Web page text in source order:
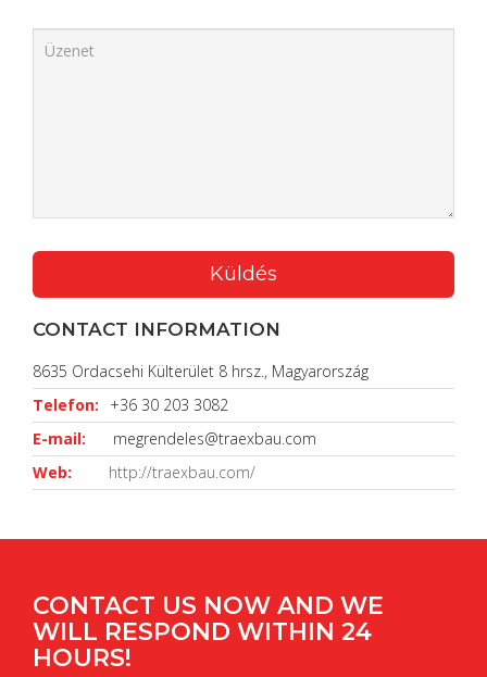
CONTACT INFORMATION
8635 Ordacsehi Külterület 8 hrsz., Magyarország
Telefon:
+36 30 203 3082
E-mail:
megrendeles@traexbau.com
Web:
http://traexbau.com/
CONTACT US NOW AND WE
WILL RESPOND WITHIN 24
HOURS!